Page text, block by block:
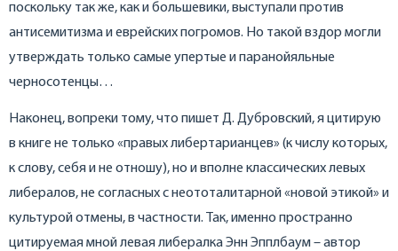
поскольку так же, как и большевики, выступали против
антисемитизма и еврейских погромов. Но такой вздор могли
утверждать только самые упертые и паранойяльные
черносотенцы…
Наконец, вопреки тому, что пишет Д. Дубровский, я цитирую
в книге не только «правых либертарианцев» (к числу которых,
к слову, себя и не отношу), но и вполне классических левых
либералов, не согласных с неототалитарной «новой этикой» и
культурой отмены, в частности. Так, именно пространно
цитируемая мной левая либералка Энн Эпплбаум – автор